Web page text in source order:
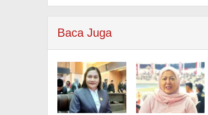
Baca Juga